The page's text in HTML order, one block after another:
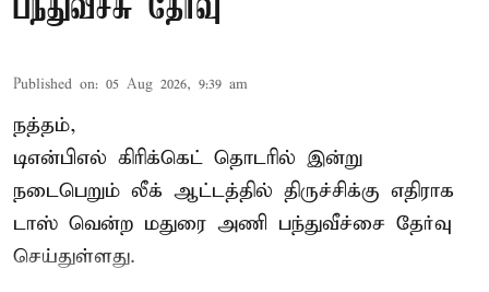
பந்துவீச்சு தேர்வு
Published on: 05 Aug 2026, 9:39 am
நத்தம்,
டிஎன்பிஎல் கிரிக்கெட் தொடரில் இன்று
நடைபெறும் லீக் ஆட்டத்தில் திருச்சிக்கு எதிராக
டாஸ் வென்ற மதுரை அணி பந்துவீச்சை தேர்வு
செய்துள்ளது.